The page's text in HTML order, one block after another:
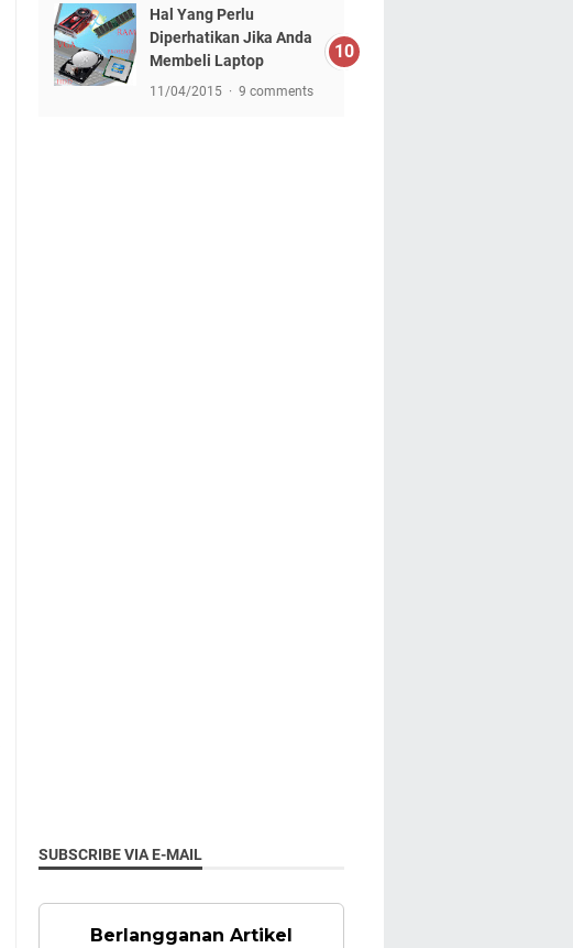
Hal Yang Perlu
Diperhatikan Jika Anda
Membeli Laptop
11/04/2015 9 comments
SUBSCRIBE VIA E-MAIL
Berlangganan Artikel